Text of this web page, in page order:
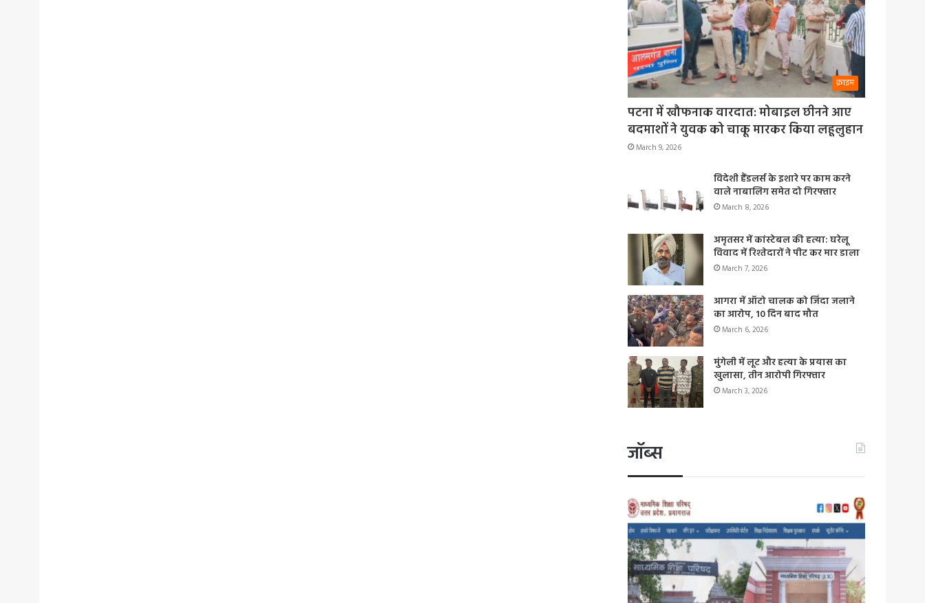
क्राइम
पटना में खौफनाक वारदात: मोबाइल छीनने आए
बदमाशों ने युवक को चाकू मारकर किया लहूलुहान
March 9, 2026
विदेशी हैंडलर्स के इशारे पर काम करने
वाले नाबालिग समेत दो गिरफ्तार
March 8, 2026
अमृतसर में कांस्टेबल की हत्या: घरेलू
विवाद में रिश्तेदारों ने पीट कर मार डाला
March 7, 2026
आगरा में ऑटो चालक को जिंदा जलाने
का आरोप, 10 दिन बाद मौत
March 6, 2026
मुंगेली में लूट और हत्या के प्रयास का
खुलासा, तीन आरोपी गिरफ्तार
March 3, 2026
जॉब्स